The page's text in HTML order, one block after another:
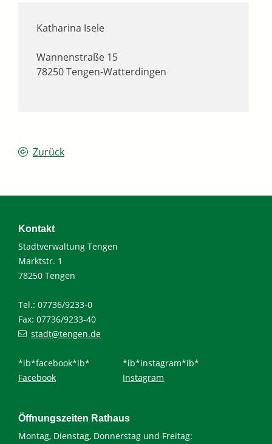
Katharina Isele
Wannenstraße 15
78250Tengen-Watterdingen
Zurück
Kontakt
Stadtverwaltung Tengen
Marktstr. 1
78250 Tengen
Tel.: 07736/9233-0
Fax: 07736/9233-40
stadt@tengen.de
*ib*facebook*ib*
Facebook
*ib*instagram*ib*
Instagram
Öffnungszeiten Rathaus
Montag, Dienstag, Donnerstag und Freitag: